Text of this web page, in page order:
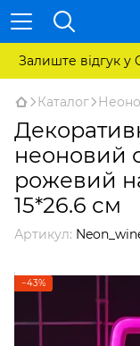
Залиште відгук у
Каталог
неоновий
рожевий
15*26.6 см
Артикул:
−43%